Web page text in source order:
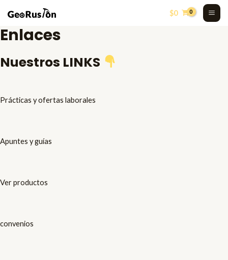
content
$0
Enlaces
Nuestros LINKS
Prácticas y ofertas laborales
Apuntes y guías
Ver productos
convenios